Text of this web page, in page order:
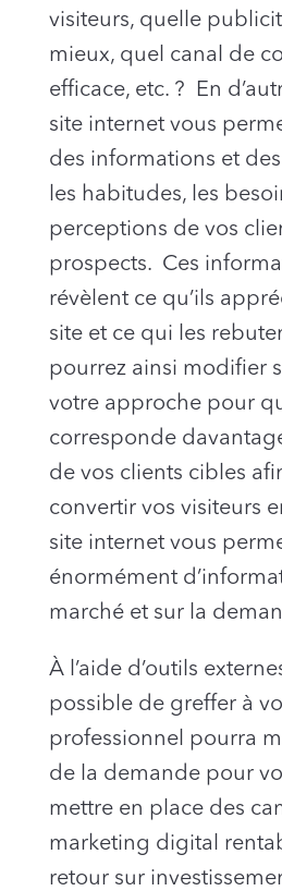
visiteurs, quelle
mieux, quel canal de
efficace, etc. ? En
site internet vous
des informations et
les habitudes, les
perceptions de vos
prospects. Ces
révèlent ce qu’ils
site et ce qui les
pourrez ainsi modifier
votre approche pour
corresponde
de vos clients cibles
convertir vos visiteurs
site internet vous
énormément
marché et sur la
À l’aide d’outils
possible de greffer à
professionnel pourra
de la demande pour
mettre en place des
marketing digital
retour sur